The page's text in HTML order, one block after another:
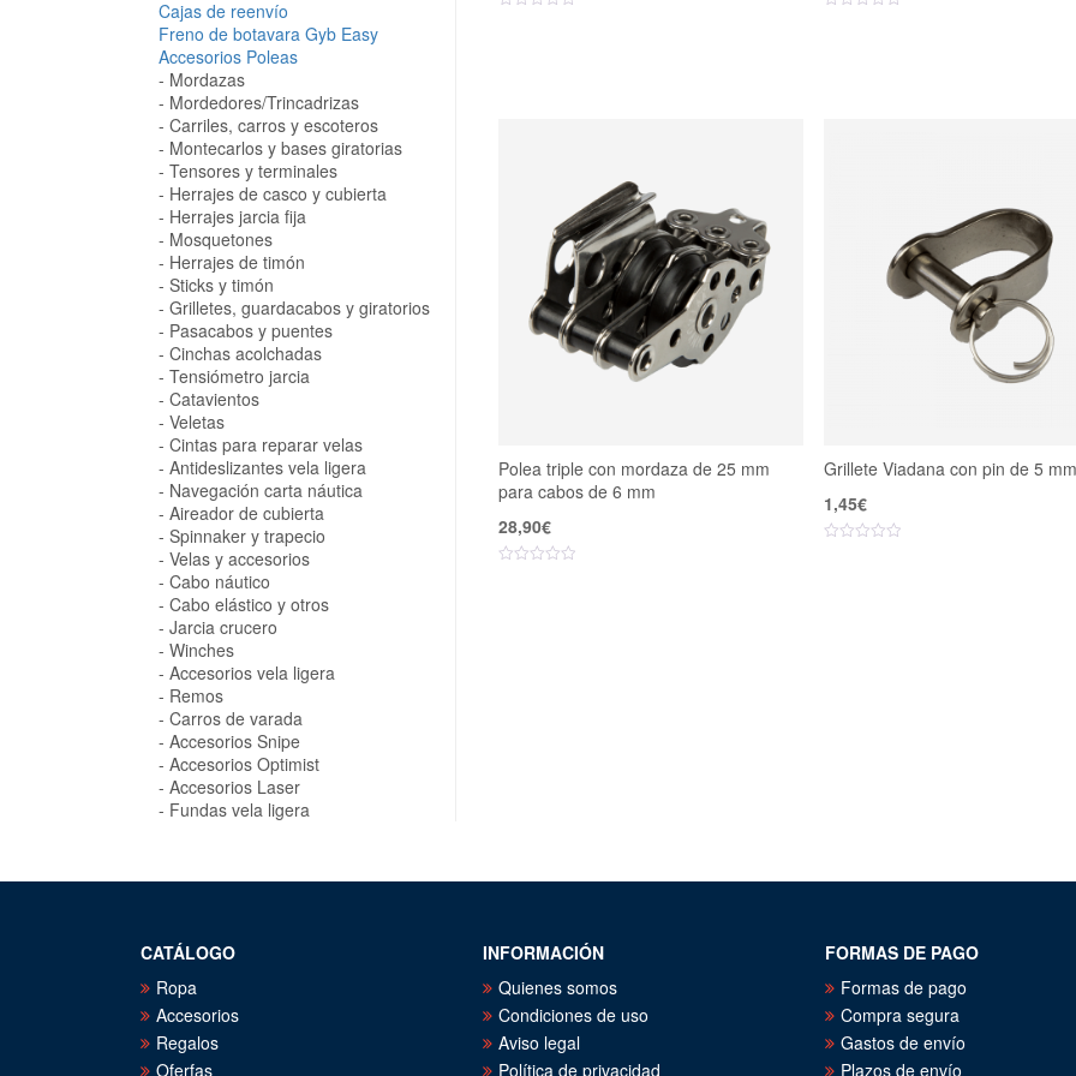
Polea triple con mordaza de 25 mm
para cabos de 6 mm
28,90€
Grillete Viadana con pin de 5 mm
1,45€
Cajas de reenvío
Freno de botavara Gyb Easy
Accesorios Poleas
Mordazas
Mordedores/Trincadrizas
Carriles, carros y escoteros
Montecarlos y bases giratorias
Tensores y terminales
Herrajes de casco y cubierta
Herrajes jarcia fija
Mosquetones
Herrajes de timón
Sticks y timón
Grilletes, guardacabos y giratorios
Pasacabos y puentes
Cinchas acolchadas
Tensiómetro jarcia
Catavientos
Veletas
Cintas para reparar velas
Antideslizantes vela ligera
Navegación carta náutica
Aireador de cubierta
Spinnaker y trapecio
Velas y accesorios
Cabo náutico
Cabo elástico y otros
Jarcia crucero
Winches
Accesorios vela ligera
Remos
Carros de varada
Accesorios Snipe
Accesorios Optimist
Accesorios Laser
Fundas vela ligera
CATÁLOGO
Ropa
Accesorios
Regalos
Oferfas
INFORMACIÓN
Quienes somos
Condiciones de uso
Aviso legal
Política de privacidad
FORMAS DE PAGO
Formas de pago
Compra segura
Gastos de envío
Plazos de envío